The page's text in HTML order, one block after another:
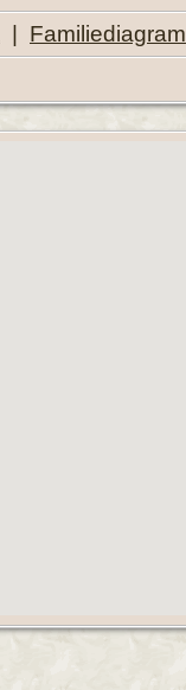
| Familiediagram